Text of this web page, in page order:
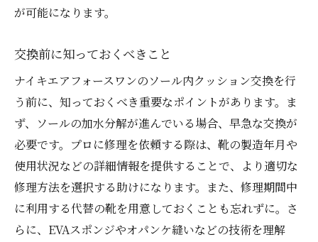
が可能になります。
交換前に知っておくべきこと
ナイキエアフォースワンのソール内クッション交換を行
う前に、知っておくべき重要なポイントがあります。ま
ず、ソールの加水分解が進んでいる場合、早急な交換が
必要です。プロに修理を依頼する際は、靴の製造年月や
使用状況などの詳細情報を提供することで、より適切な
修理方法を選択する助けになります。また、修理期間中
に利用する代替の靴を用意しておくことも忘れずに。さ
らに、EVAスポンジやオパンケ縫いなどの技術を理解